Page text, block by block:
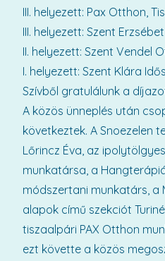
III. helyezett: Pax Otthon,
III. helyezett: Szent
II. helyezett: Szent Vendel
I. helyezett: Szent Klára
Szívből gratulálunk a
A közös ünneplés után
következtek. A Snoezelen
Lőrincz Éva, az
munkatársa, a
módszertani munkatárs, a
alapok című szekciót
tiszaalpári PAX Otthon
ezt követte a közös